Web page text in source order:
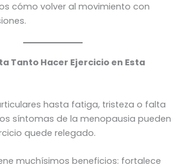
cómo volver al movimiento con
Tanto Hacer Ejercicio en Esta
hasta fatiga, tristeza o falta
síntomas de la menopausia pueden
quede relegado.
muchísimos beneficios: fortalece